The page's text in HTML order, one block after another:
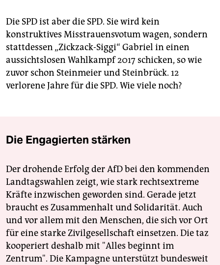
Die SPD ist aber die SPD. Sie wird kein
konstruktives Misstrauensvotum wagen, sondern
stattdessen „Zickzack-Siggi“ Gabriel in einen
aussichtslosen Wahlkampf 2017 schicken, so wie
zuvor schon Steinmeier und Steinbrück. 12
verlorene Jahre für die SPD. Wie viele noch?
Die Engagierten stärken
Der drohende Erfolg der AfD bei den kommenden
Landtagswahlen zeigt, wie stark rechtsextreme
Kräfte inzwischen geworden sind. Gerade jetzt
braucht es Zusammenhalt und Solidarität. Auch
und vor allem mit den Menschen, die sich vor Ort
für eine starke Zivilgesellschaft einsetzen. Die taz
kooperiert deshalb mit "Alles beginnt im
Zentrum". Die Kampagne unterstützt bundesweit